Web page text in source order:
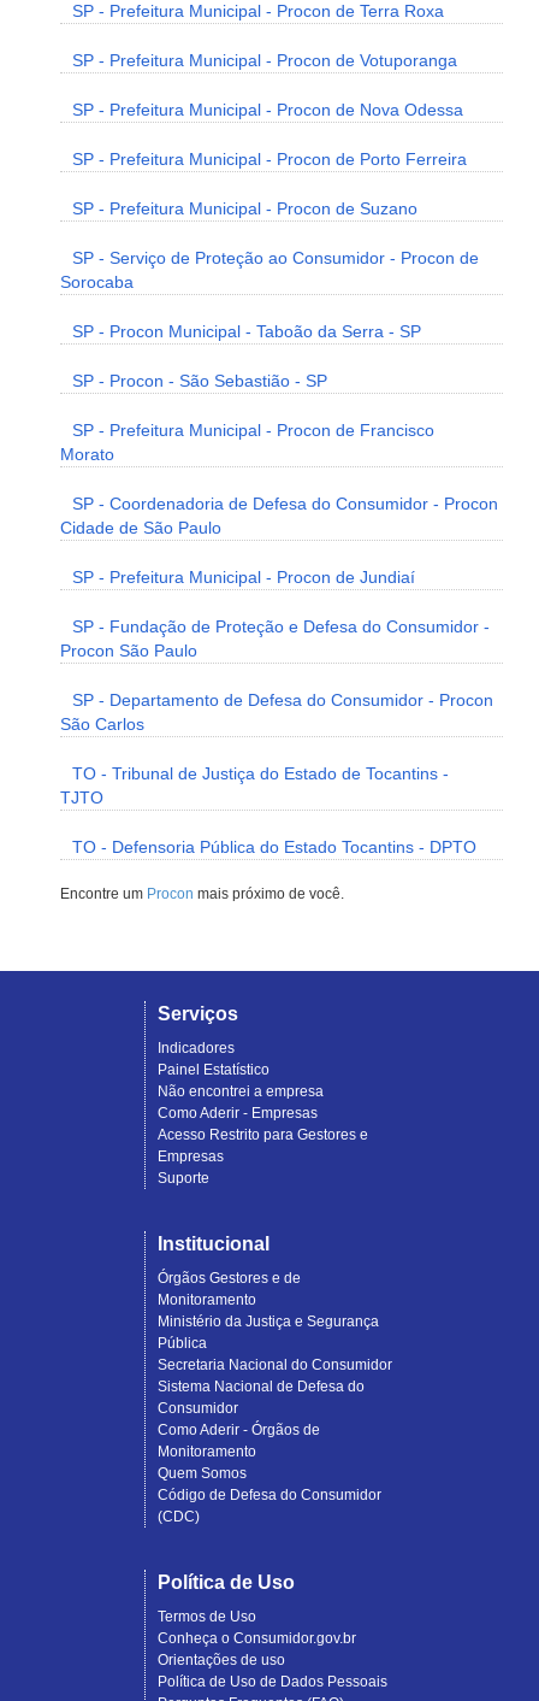
SP - Prefeitura Municipal - Procon de Terra Roxa
SP - Prefeitura Municipal - Procon de Votuporanga
SP - Prefeitura Municipal - Procon de Nova Odessa
SP - Prefeitura Municipal - Procon de Porto Ferreira
SP - Prefeitura Municipal - Procon de Suzano
SP - Serviço de Proteção ao Consumidor - Procon de
Sorocaba
SP - Procon Municipal - Taboão da Serra - SP
SP - Procon - São Sebastião - SP
SP - Prefeitura Municipal - Procon de Francisco
Morato
SP - Coordenadoria de Defesa do Consumidor - Procon
Cidade de São Paulo
SP - Prefeitura Municipal - Procon de Jundiaí
SP - Fundação de Proteção e Defesa do Consumidor -
Procon São Paulo
SP - Departamento de Defesa do Consumidor - Procon
São Carlos
TO - Tribunal de Justiça do Estado de Tocantins -
TJTO
TO - Defensoria Pública do Estado Tocantins - DPTO
Encontre um Procon mais próximo de você.
Serviços
Indicadores
Painel Estatístico
Não encontrei a empresa
Como Aderir - Empresas
Acesso Restrito para Gestores e
Empresas
Suporte
Institucional
Órgãos Gestores e de
Monitoramento
Ministério da Justiça e Segurança
Pública
Secretaria Nacional do Consumidor
Sistema Nacional de Defesa do
Consumidor
Como Aderir - Órgãos de
Monitoramento
Quem Somos
Código de Defesa do Consumidor
(CDC)
Política de Uso
Termos de Uso
Conheça o Consumidor.gov.br
Orientações de uso
Política de Uso de Dados Pessoais